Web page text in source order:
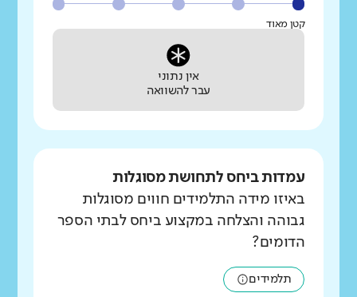
קטן מאוד
אין נתוני
עבר להשוואה
עמדות ביחס לתחושת מסוגלות
באיזו מידה התלמידים חווים מסוגלות
גבוהה והצלחה במקצוע ביחס לבתי הספר
הדומים?
תלמידים